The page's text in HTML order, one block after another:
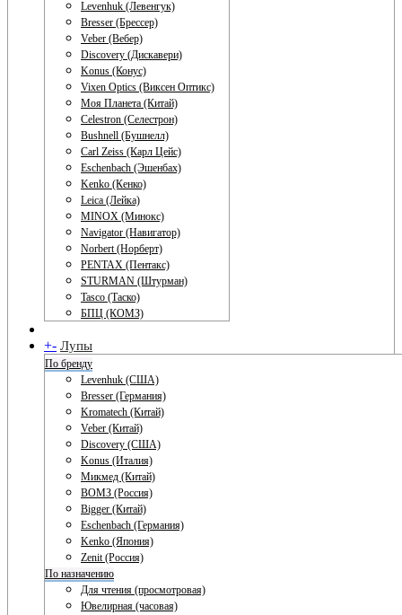
Levenhuk (Левенгук)
Bresser (Брессер)
Veber (Вебер)
Discovery (Дискавери)
Konus (Конус)
Vixen Optics (Виксен Оптикс)
Моя Планета (Китай)
Celestron (Селестрон)
Bushnell (Бушнелл)
Carl Zeiss (Карл Цейс)
Eschenbach (Эшенбах)
Kenko (Кенко)
Leica (Лейка)
MINOX (Минокс)
Navigator (Навигатор)
Norbert (Норберт)
PENTAX (Пентакс)
STURMAN (Штурман)
Tasco (Таско)
БПЦ (КОМЗ)
+- Лупы
По бренду
Levenhuk (США)
Bresser (Германия)
Kromatech (Китай)
Veber (Китай)
Discovery (США)
Konus (Италия)
Микмед (Китай)
ВОМЗ (Россия)
Bigger (Китай)
Eschenbach (Германия)
Kenko (Япония)
Zenit (Россия)
По назначению
Для чтения (просмотровая)
Ювелирная (часовая)